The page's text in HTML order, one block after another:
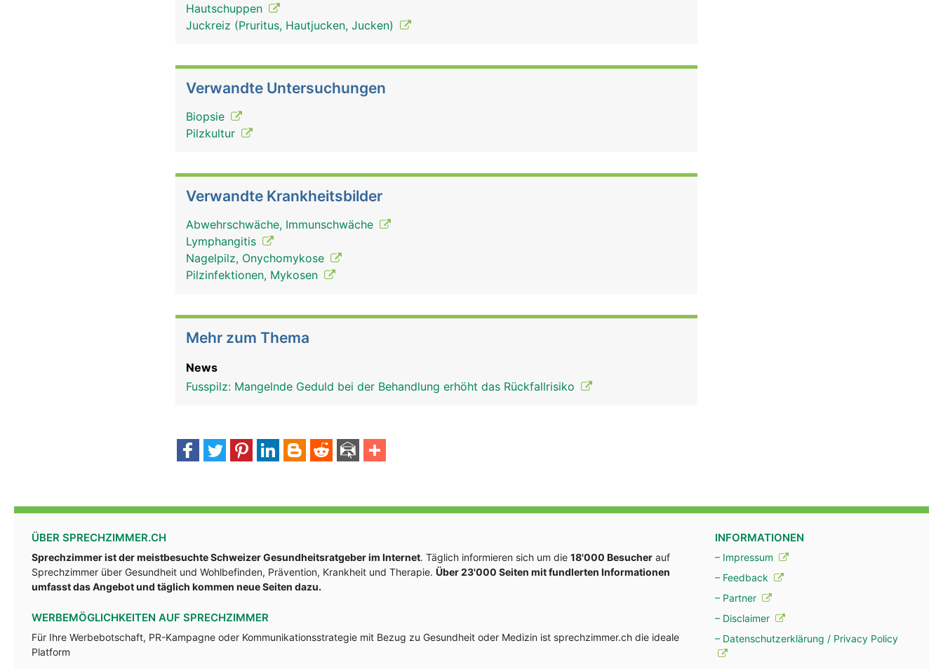
Hautschuppen
Juckreiz (Pruritus, Hautjucken, Jucken)
Verwandte Untersuchungen
Biopsie
Pilzkultur
Verwandte Krankheitsbilder
Abwehrschwäche, Immunschwäche
Lymphangitis
Nagelpilz, Onychomykose
Pilzinfektionen, Mykosen
Mehr zum Thema
News
Fusspilz: Mangelnde Geduld bei der Behandlung erhöht das Rückfallrisiko
ÜBER SPRECHZIMMER.CH
Sprechzimmer ist der meistbesuchte Schweizer Gesundheitsratgeber im Internet. Täglich informieren sich um die 18'000 Besucher auf
Sprechzimmer über Gesundheit und Wohlbefinden, Prävention, Krankheit und Therapie. Über 23'000 Seiten mit fundlerten Informationen
umfasst das Angebot und täglich kommen neue Seiten dazu.
WERBEMÖGLICHKEITEN AUF SPRECHZIMMER
Für Ihre Werbebotschaft, PR-Kampagne oder Kommunikationsstrategie mit Bezug zu Gesundheit oder Medizin ist sprechzimmer.ch die ideale
Platform
INFORMATIONEN
– Impressum
– Feedback
– Partner
– Disclaimer
– Datenschutzerklärung / Privacy Policy